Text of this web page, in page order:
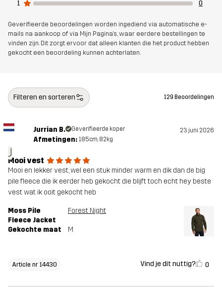
Ontworpen
voor
ALLROUND
1
0
Geverifieerde beoordelingen worden ingediend via automatische e-
mails na aankoop of via Mijn Pagina's, waar eerdere bestellingen te
vinden zijn. Dit zorgt ervoor dat alleen klanten die het product hebben
gekocht een beoordeling kunnen achterlaten.
Filteren en sorteren 129 Beoordelingen
J
Jurrian B. Geverifieerde koper 23 juni 2026
Afmetingen: 185cm, 82kg
Mooi vest
Mooi en lekker vest, wel een stuk minder warm en dik dan de big
pile fleece die ik eerder heb gekocht die blijft toch echt hey beste
vest wat ik ooit gekocht heb
Moss Pile
Fleece Jacket
Forest Night
Gekochte maat M
Article nr 14430 Vind je dit nuttig? 0